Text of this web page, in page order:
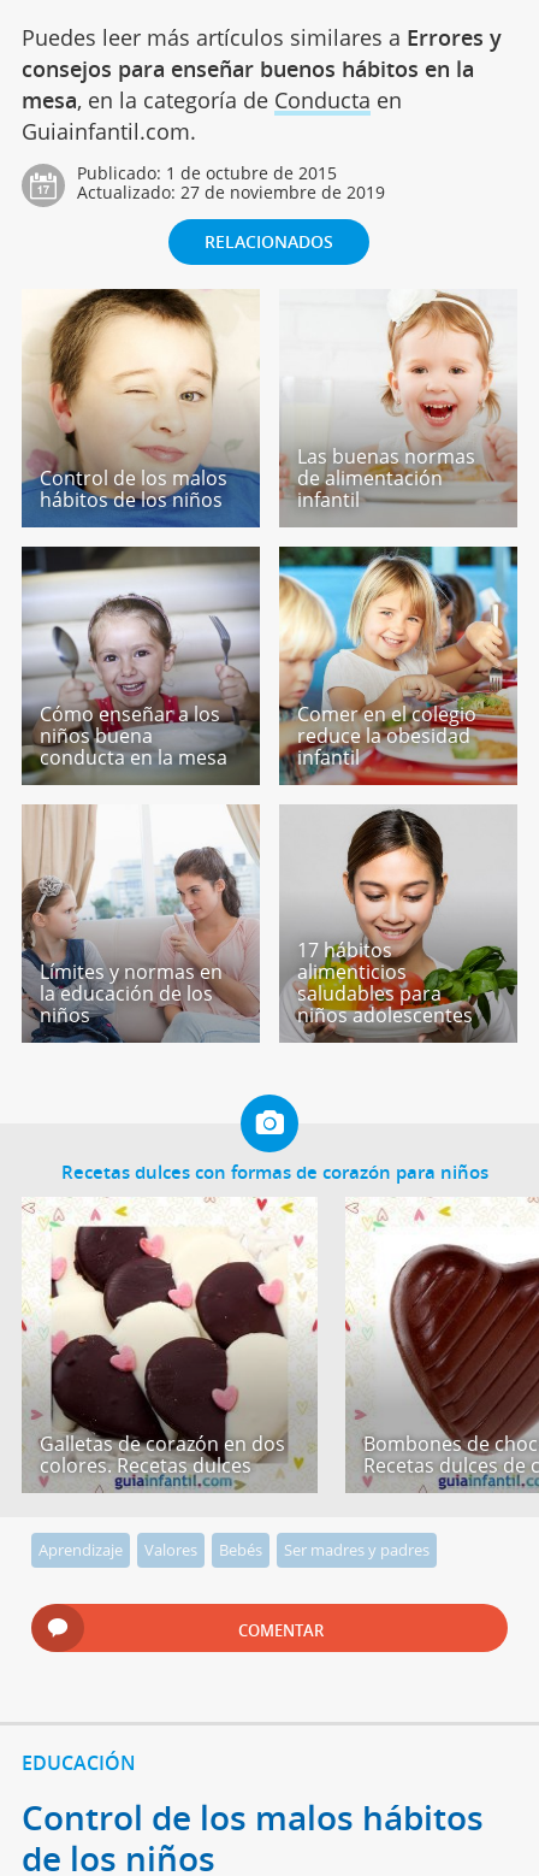
Puedes leer más artículos similares a Errores y
consejos para enseñar buenos hábitos en la
mesa, en la categoría de Conducta en
Guiainfantil.com.
Publicado: 1 de octubre de 2015
Actualizado: 27 de noviembre de 2019
RELACIONADOS
Control de los malos
hábitos de los niños
Las buenas normas
de alimentación
infantil
Cómo enseñar a los
niños buena
conducta en la mesa
Comer en el colegio
reduce la obesidad
infantil
Límites y normas en
la educación de los
niños
17 hábitos
alimenticios
saludables para
niños adolescentes
Recetas dulces con formas de corazón para niños
Galletas de corazón en dos
colores. Recetas dulces
Bombones de
Recetas dulces de
Aprendizaje Valores Bebés Ser madres y padres
COMENTAR
EDUCACIÓN
Control de los malos hábitos
de los niños